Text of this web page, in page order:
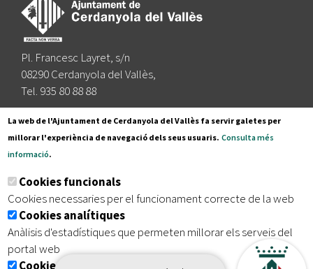
Pl. Francesc Layret, s/n
08290 Cerdanyola del Vallès,
Tel. 935 80 88 88
Segueix-nos a:
Subscriu-te al nostre butlletí
Inici | Avís legal | Protecció de dades
| Accessibilitat
La web de l'Ajuntament de Cerdanyola del Vallès fa servir galetes per
millorar l'experiència de navegació dels seus usuaris. Consulta més
informació.
Cookies funcionals
Cookies necessaries per el funcionament correcte de la web
Cookies analítiques
Anàlisis d'estadístiques que permeten millorar els serveis del
portal web
Cookies publicitàries